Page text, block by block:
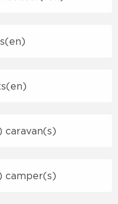
caravan(s)
camper(s)